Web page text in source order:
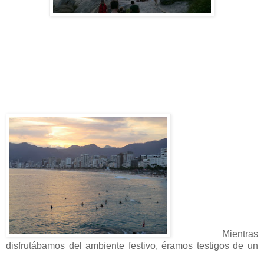
Mientras
disfrutábamos del ambiente festivo, éramos testigos de un